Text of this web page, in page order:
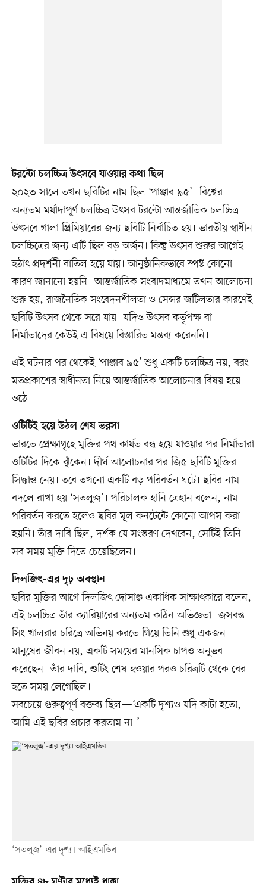
টরন্টো চলচ্চিত্র উৎসবে যাওয়ার কথা ছিল
২০২৩ সালে তখন ছবিটির নাম ছিল ‘পাঞ্জাব ৯৫’। বিশ্বের
অন্যতম মর্যাদাপূর্ণ চলচ্চিত্র উৎসব টরন্টো আন্তর্জাতিক চলচ্চিত্র
উৎসবে গালা প্রিমিয়ারের জন্য ছবিটি নির্বাচিত হয়। ভারতীয় স্বাধীন
চলচ্চিত্রের জন্য এটি ছিল বড় অর্জন। কিন্তু উৎসব শুরুর আগেই
হঠাৎ প্রদর্শনী বাতিল হয়ে যায়। আনুষ্ঠানিকভাবে স্পষ্ট কোনো
কারণ জানানো হয়নি। আন্তর্জাতিক সংবাদমাধ্যমে তখন আলোচনা
শুরু হয়, রাজনৈতিক সংবেদনশীলতা ও সেন্সর জটিলতার কারণেই
ছবিটি উৎসব থেকে সরে যায়। যদিও উৎসব কর্তৃপক্ষ বা
নির্মাতাদের কেউই এ বিষয়ে বিস্তারিত মন্তব্য করেননি।
এই ঘটনার পর থেকেই ‘পাঞ্জাব ৯৫’ শুধু একটি চলচ্চিত্র নয়, বরং
মতপ্রকাশের স্বাধীনতা নিয়ে আন্তর্জাতিক আলোচনার বিষয় হয়ে
ওঠে।
ওটিটিই হয়ে উঠল শেষ ভরসা
ভারতে প্রেক্ষাগৃহে মুক্তির পথ কার্যত বন্ধ হয়ে যাওয়ার পর নির্মাতারা
ওটিটির দিকে ঝুঁকেন। দীর্ঘ আলোচনার পর জি৫ ছবিটি মুক্তির
সিদ্ধান্ত নেয়। তবে তখনো একটি বড় পরিবর্তন ঘটে। ছবির নাম
বদলে রাখা হয় ‘সতলুজ’। পরিচালক হানি ত্রেহান বলেন, নাম
পরিবর্তন করতে হলেও ছবির মূল কনটেন্টে কোনো আপস করা
হয়নি। তাঁর দাবি ছিল, দর্শক যে সংস্করণ দেখবেন, সেটিই তিনি
সব সময় মুক্তি দিতে চেয়েছিলেন।
দিলজিৎ–এর দৃঢ় অবস্থান
ছবির মুক্তির আগে দিলজিৎ দোসাঞ্জ একাধিক সাক্ষাৎকারে বলেন,
এই চলচ্চিত্র তাঁর ক্যারিয়ারের অন্যতম কঠিন অভিজ্ঞতা। জসবন্ত
সিং খালরার চরিত্রে অভিনয় করতে গিয়ে তিনি শুধু একজন
মানুষের জীবন নয়, একটি সময়ের মানসিক চাপও অনুভব
করেছেন। তাঁর দাবি, শুটিং শেষ হওয়ার পরও চরিত্রটি থেকে বের
হতে সময় লেগেছিল।
সবচেয়ে গুরুত্বপূর্ণ বক্তব্য ছিল—‘একটি দৃশ্যও যদি কাটা হতো,
আমি এই ছবির প্রচার করতাম না।’
‘সতলুজ’-এর দৃশ্য। আইএমডিব